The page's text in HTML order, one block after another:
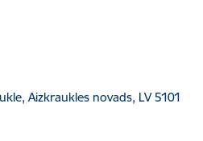
Aizkraukles novads, LV 5101